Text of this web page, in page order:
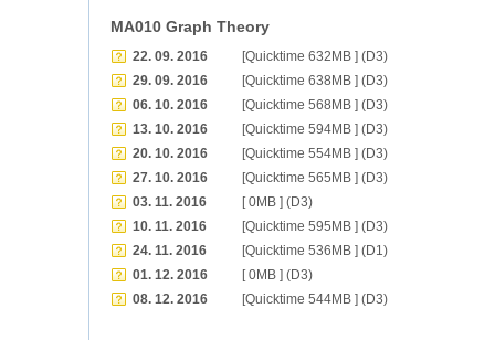
MA010 Graph Theory
22. 09. 2016
[Quicktime 632MB ] (D3)
29. 09. 2016
[Quicktime 638MB ] (D3)
06. 10. 2016
[Quicktime 568MB ] (D3)
13. 10. 2016
[Quicktime 594MB ] (D3)
20. 10. 2016
[Quicktime 554MB ] (D3)
27. 10. 2016
[Quicktime 565MB ] (D3)
03. 11. 2016
[ 0MB ] (D3)
10. 11. 2016
[Quicktime 595MB ] (D3)
24. 11. 2016
[Quicktime 536MB ] (D1)
01. 12. 2016
[ 0MB ] (D3)
08. 12. 2016
[Quicktime 544MB ] (D3)